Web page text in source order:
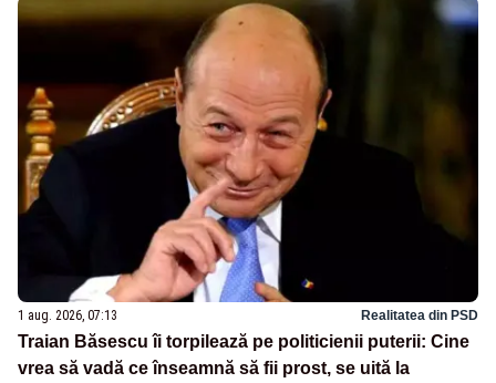
1 aug. 2026, 07:13 Realitatea din PSD
Traian Băsescu îi torpilează pe politicienii puterii: Cine
vrea să vadă ce înseamnă să fii prost, se uită la